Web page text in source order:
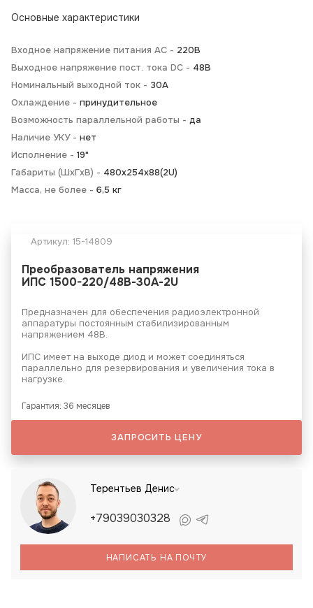
Основные характеристики
Входное напряжение питания AC - 220В
Выходное напряжение пост. тока DC - 48В
Номинальный выходной ток - 30А
Охлаждение - принудительное
Возможность параллельной работы - да
Наличие УКУ - нет
Исполнение - 19"
Габариты (ШхГхВ) - 480х254х88(2U)
Масса, не более - 6,5 кг
Артикул: 15-14809
Преобразователь напряжения
ИПС 1500-220/48В-30А-2U
Предназначен для обеспечения радиоэлектронной
аппаратуры постоянным стабилизированным
напряжением 48В.
ИПС имеет на выходе диод и может соединяться
параллельно для резервирования и увеличения тока в
нагрузке.
Гарантия: 36 месяцев
ЗАПРОСИТЬ ЦЕНУ
Терентьев Денис
+79039030328
НАПИСАТЬ НА ПОЧТУ